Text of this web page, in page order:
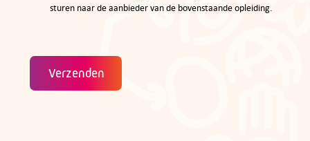
sturen naar de aanbieder van de bovenstaande opleiding.
Verzenden